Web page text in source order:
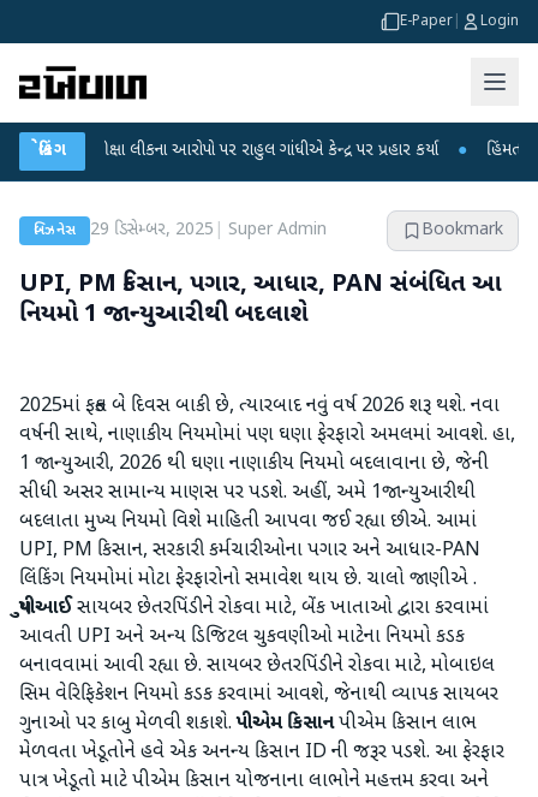
E-Paper Login
બ્રેકિંગ
પરીક્ષા લીકના આરોપો પર રાહુલ ગાંધીએ કેન્દ્ર પર પ્રહાર કર્યા ● હિંમતનગરમાં
બિઝનેસ 29 ડિસેમ્બર, 2025 Super Admin Bookmark
UPI, PM કિસાન, પગાર, આધાર, PAN સંબંધિત આ
નિયમો 1 જાન્યુઆરીથી બદલાશે
2025માં ફક્ત બે દિવસ બાકી છે, ત્યારબાદ નવું વર્ષ 2026 શરૂ થશે. નવા
વર્ષની સાથે, નાણાકીય નિયમોમાં પણ ઘણા ફેરફારો અમલમાં આવશે. હા,
1 જાન્યુઆરી, 2026 થી ઘણા નાણાકીય નિયમો બદલાવાના છે, જેની
સીધી અસર સામાન્ય માણસ પર પડશે. અહીં, અમે 1જાન્યુઆરીથી
બદલાતા મુખ્ય નિયમો વિશે માહિતી આપવા જઈ રહ્યા છીએ. આમાં
UPI, PM કિસાન, સરકારી કર્મચારીઓના પગાર અને આધાર-PAN
લિંકિંગ નિયમોમાં મોટા ફેરફારોનો સમાવેશ થાય છે. ચાલો જાણીએ .
યુપીઆઈ સાયબર છેતરપિંડીને રોકવા માટે, બેંક ખાતાઓ દ્વારા કરવામાં
આવતી UPI અને અન્ય ડિજિટલ ચુકવણીઓ માટેના નિયમો કડક
બનાવવામાં આવી રહ્યા છે. સાયબર છેતરપિંડીને રોકવા માટે, મોબાઇલ
સિમ વેરિફિકેશન નિયમો કડક કરવામાં આવશે, જેનાથી વ્યાપક સાયબર
ગુનાઓ પર કાબુ મેળવી શકાશે.પીએમ કિસાનપીએમ કિસાન લાભ
મેળવતા ખેડૂતોને હવે એક અનન્ય કિસાન ID ની જરૂર પડશે. આ ફેરફાર
પાત્ર ખેડૂતો માટે પીએમ કિસાન યોજનાના લાભોને મહત્તમ કરવા અને